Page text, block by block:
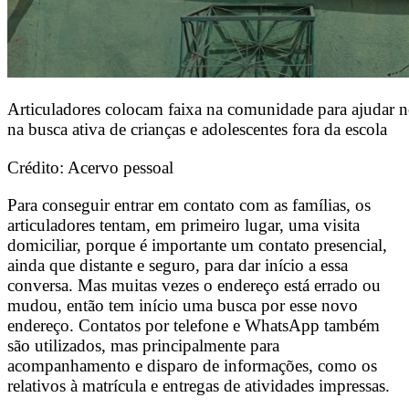
Articuladores colocam faixa na comunidade para ajudar
na busca ativa de crianças e adolescentes fora da escola
Crédito: Acervo pessoal
Para conseguir entrar em contato com as famílias, os
articuladores tentam, em primeiro lugar, uma visita
domiciliar, porque é importante um contato presencial,
ainda que distante e seguro, para dar início a essa
conversa. Mas muitas vezes o endereço está errado ou
mudou, então tem início uma busca por esse novo
endereço. Contatos por telefone e WhatsApp também
são utilizados, mas principalmente para
acompanhamento e disparo de informações, como os
relativos à matrícula e entregas de atividades impressas.